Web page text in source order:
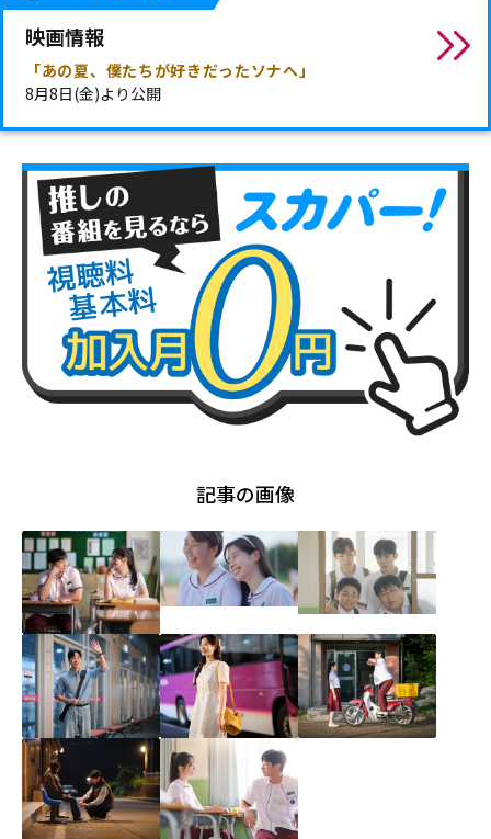
映画情報
「あの夏、僕たちが好きだったソナへ」
8月8日(金)より公開
記事の画像